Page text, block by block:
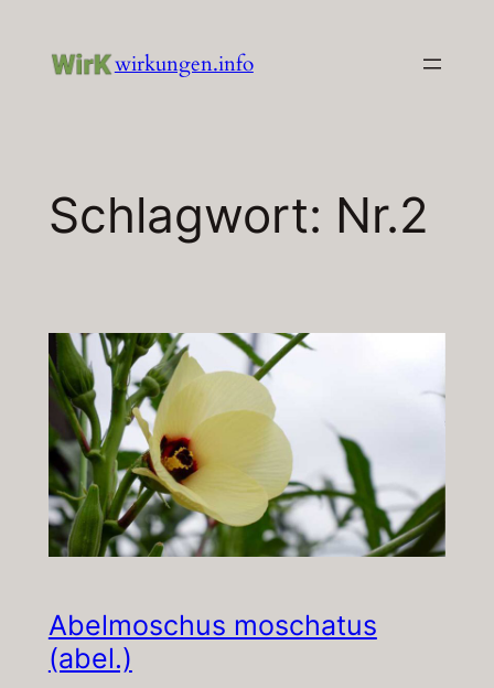
Inhalt
wirkungen.info
Schlagwort: Nr.2
Abelmoschus moschatus
(abel.)